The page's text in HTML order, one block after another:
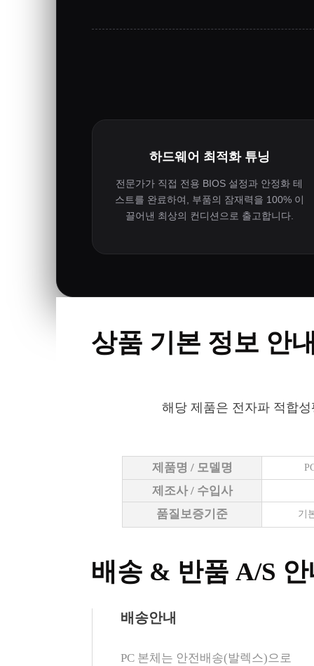
하드웨어 최적화 튜닝
전문가가 직접 전용 BIOS 설정과 안정화 테
스트를 완료하여, 부품의 잠재력을 100% 이
끌어낸 최상의 컨디션으로 출고합니다.
배송 & 반품 A/S
PC 본체는 안전배송(발렉스)으로
배송안내
상품 기본 정보 안
해당 제품은 전자파 적합
제품명 / 모델명
제조사 / 수입사
품질보증기준
기